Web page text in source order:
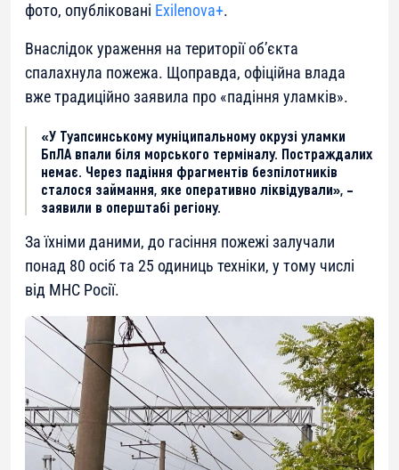
фото, опубліковані Exilenova+.
Внаслідок ураження на території об’єкта
спалахнула пожежа. Щоправда, офіційна влада
вже традиційно заявила про «падіння уламків».
«У Туапсинському муніципальному окрузі уламки
БпЛА впали біля морського терміналу. Постраждалих
немає. Через падіння фрагментів безпілотників
сталося займання, яке оперативно ліквідували», –
заявили в оперштабі регіону.
За їхніми даними, до гасіння пожежі залучали
понад 80 осіб та 25 одиниць техніки, у тому числі
від МНС Росії.